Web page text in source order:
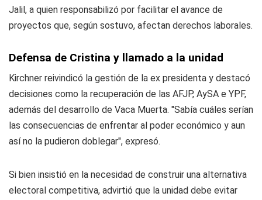
Jalil, a quien responsabilizó por facilitar el avance de
proyectos que, según sostuvo, afectan derechos laborales.
Defensa de Cristina y llamado a la unidad
Kirchner reivindicó la gestión de la ex presidenta y destacó
decisiones como la recuperación de las AFJP, AySA e YPF,
además del desarrollo de Vaca Muerta. "Sabía cuáles serían
las consecuencias de enfrentar al poder económico y aun
así no la pudieron doblegar", expresó.
Si bien insistió en la necesidad de construir una alternativa
electoral competitiva, advirtió que la unidad debe evitar